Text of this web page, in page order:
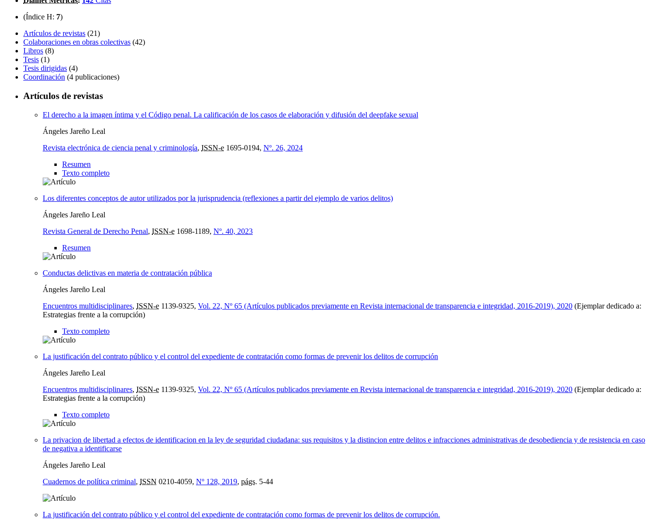
(Índice H: 7)
Artículos de revistas (21)
Colaboraciones en obras colectivas (42)
Libros (8)
Tesis (1)
Tesis dirigidas (4)
Coordinación (4 publicaciones)
Artículos de revistas
El derecho a la imagen íntima y el Código penal. La calificación de los casos de elaboración y difusión del deepfake sexual
Ángeles Jareño Leal
Revista electrónica de ciencia penal y criminología, ISSN-e 1695-0194, Nº. 26, 2024
Resumen
Texto completo
Los diferentes conceptos de autor utilizados por la jurisprudencia (reflexiones a partir del ejemplo de varios delitos)
Ángeles Jareño Leal
Revista General de Derecho Penal, ISSN-e 1698-1189, Nº. 40, 2023
Resumen
Conductas delictivas en materia de contratación pública
Ángeles Jareño Leal
Encuentros multidisciplinares, ISSN-e 1139-9325, Vol. 22, Nº 65 (Artículos publicados previamente en Revista internacional de transparencia e integridad, 2016-2019), 2020 (Ejemplar dedicado a:
Estrategias frente a la corrupción)
Texto completo
La justificación del contrato público y el control del expediente de contratación como formas de prevenir los delitos de corrupción
Ángeles Jareño Leal
Encuentros multidisciplinares, ISSN-e 1139-9325, Vol. 22, Nº 65 (Artículos publicados previamente en Revista internacional de transparencia e integridad, 2016-2019), 2020 (Ejemplar dedicado a:
Estrategias frente a la corrupción)
Texto completo
La privacion de libertad a efectos de identificacion en la ley de seguridad ciudadana: sus requisitos y la distincion entre delitos e infracciones administrativas de desobediencia y de resistencia en caso
de negativa a identificarse
Ángeles Jareño Leal
Cuadernos de política criminal, ISSN 0210-4059, Nº 128, 2019, págs. 5-44
La justificación del contrato público y el control del expediente de contratación como formas de prevenir los delitos de corrupción.